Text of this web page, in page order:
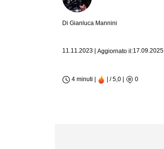
Di Gianluca Mannini
11.11.2023 Aggiornato il:17.09.2025
4 minuti | | / 5,0 | 0